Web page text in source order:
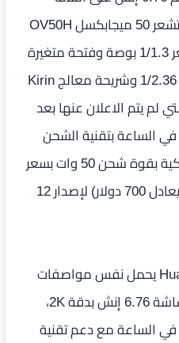
إصدارات الأخرى كما يتميز بمستشعر 50 ميجابكسل OV50H
للكاميرا الرئيسية بحجم مستشعر 1/1.3 بوصة وفتحة متغيرة
وكاميرا سيلفي 13 ميجابكسل 1/2.36 وشريحة معالج Kirin
نانوميتر والتي لم يتم الاعلان عنها بعد
مللي أمبير في الساعة بتقنية الشحن
السلكية بقوة 88 وات واللاسلكية بقوة شحن 50 وات بسعر
متوقع 4,999 يوان صيني (بما يعادل 700 دولار) لإصدار 12
بينما يأتي هاتف Huawei P70 Pro يحمل نفس مواصفات
هاتف P70 إلا أنه يتميز بحجم شاشة 6.76 إنش بدقة 2K،
مللي أمبير في الساعة مع دعم تقنية